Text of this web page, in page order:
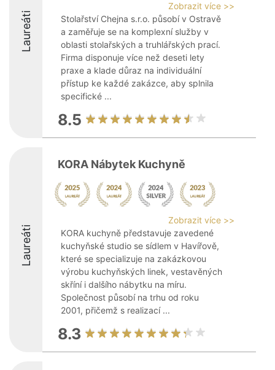
Laureáti
Zobrazit více >>
Stolařství Chejna s.r.o. působí v Ostravě
a zaměřuje se na komplexní služby v
oblasti stolařských a truhlářských prací.
Firma disponuje více než deseti lety
praxe a klade důraz na individuální
přístup ke každé zakázce, aby splnila
specifické ...
8.5
Laureáti
KORA Nábytek Kuchyně
Zobrazit více >>
KORA kuchyně představuje zavedené
kuchyňské studio se sídlem v Havířově,
které se specializuje na zakázkovou
výrobu kuchyňských linek, vestavěných
skříní i dalšího nábytku na míru.
Společnost působí na trhu od roku
2001, přičemž s realizací ...
8.3